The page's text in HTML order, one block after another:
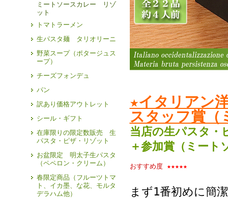
ミートソースカレー リゾ
ット
トマトラーメン
生パスタ麺 タリオリーニ
野菜スープ（ポタージュス
ープ）
チーズフォンデュ
パン
訳あり価格アウトレット
シール・ギフト
在庫限りの限定数販売 生
パスタ・ピザ・リゾット
お盆限定 明太子生パスタ
（ペペロン・クリーム）
春限定商品（フルーツトマ
ト、イカ墨、な花、モルタ
デラハム他）
★イタリアン
スタッフ賞
当店の生パスタ・
＋参加賞（ミート
おすすめ度★★★★★
まず1番初めに簡